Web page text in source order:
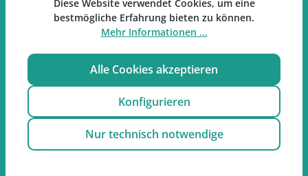
Oder über unserKontaktformular.
Vertrag widerrufen
Diese Website verwendet Cookies, um eine
bestmögliche Erfahrung bieten zu können.
Mehr Informationen ...
Alle Cookies akzeptieren
Konfigurieren
Nur technisch notwendige